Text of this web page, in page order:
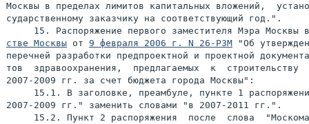
Москвы в пределах лимитов капитальных вложений,
сударственному заказчику на соответствующий год.".
15. Распоряжение первого заместителя Мэра Москвы
стве Москвы от 9 февраля 2006 г. N 26-РЗМ "Об
перечней разработки предпроектной и проектной
тов  здравоохранения,  предлагаемых  к
2007-2009 гг. за счет бюджета города Москвы":
15.1. В заголовке, преамбуле, пункте 1
2007-2009 гг." заменить словами "в 2007-2011 гг.".
15.2. Пункт 2 распоряжения  после  слова